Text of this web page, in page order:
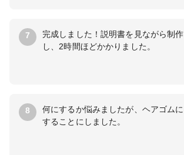
7
完成しました！説明書を見ながら制作
し、2時間ほどかかりました。
8
何にするか悩みましたが、ヘアゴムに
することにしました。